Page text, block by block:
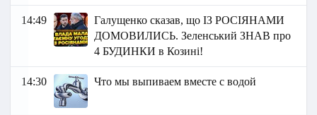
14:49
Галущенко сказав, що ІЗ РОСІЯНАМИ
ДОМОВИЛИСЬ. Зеленський ЗНАВ про
4 БУДИНКИ в Козині!
14:30 Что мы выпиваем вместе с водой